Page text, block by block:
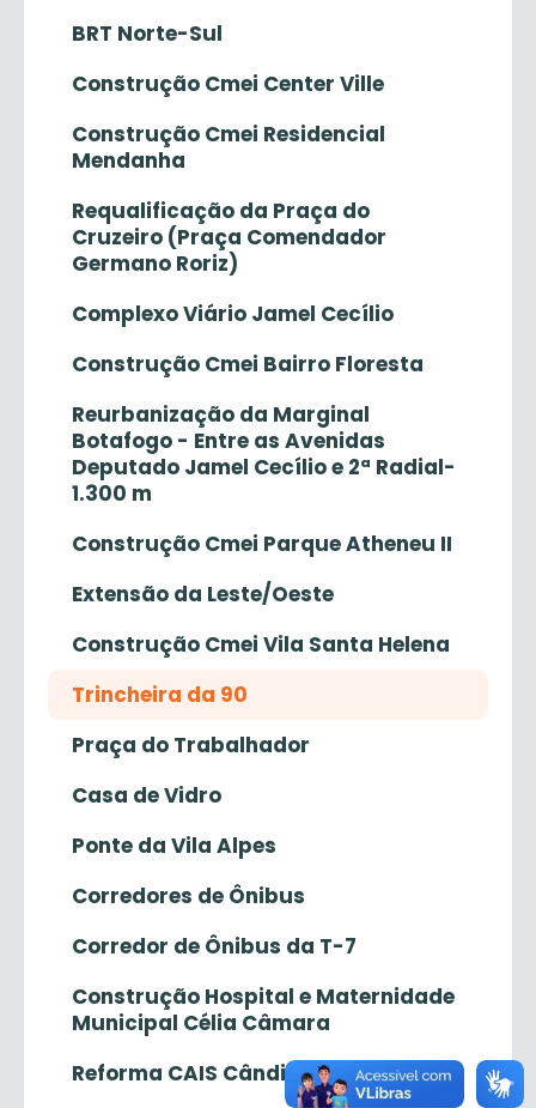
BRT Norte-Sul
Construção Cmei Center Ville
Construção Cmei Residencial
Mendanha
Requalificação da Praça do
Cruzeiro (Praça Comendador
Germano Roriz)
Complexo Viário Jamel Cecílio
Construção Cmei Bairro Floresta
Reurbanização da Marginal
Botafogo - Entre as Avenidas
Deputado Jamel Cecílio e 2ª Radial-
1.300 m
Construção Cmei Parque Atheneu II
Extensão da Leste/Oeste
Construção Cmei Vila Santa Helena
Trincheira da 90
Praça do Trabalhador
Casa de Vidro
Ponte da Vila Alpes
Corredores de Ônibus
Corredor de Ônibus da T-7
Construção Hospital e Maternidade
Municipal Célia Câmara
Reforma CAIS Cândida de Morais